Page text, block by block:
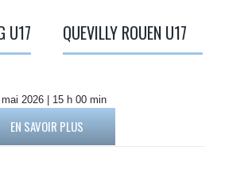
U17 QUEVILLY ROUEN U17
mai 2026 | 15 h 00 min
EN SAVOIR PLUS